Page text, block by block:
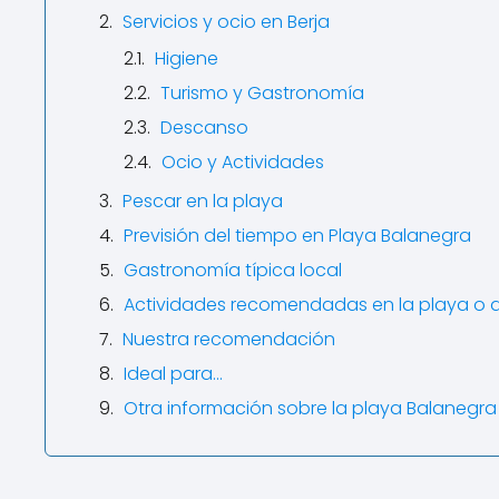
Servicios y ocio en Berja
Higiene
Turismo y Gastronomía
Descanso
Ocio y Actividades
Pescar en la playa
Previsión del tiempo en Playa Balanegra
Gastronomía típica local
Actividades recomendadas en la playa o
Nuestra recomendación
Ideal para…
Otra información sobre la playa Balanegra